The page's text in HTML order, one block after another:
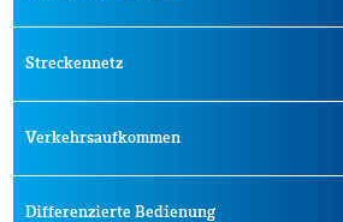
Streckennetz
Verkehrsaufkommen
Differenzierte Bedienung